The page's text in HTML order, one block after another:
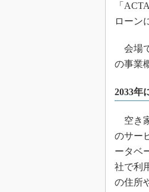
「
ローン
会場
の事業
2033年
空き
のサー
ータベ
社で利
の住所